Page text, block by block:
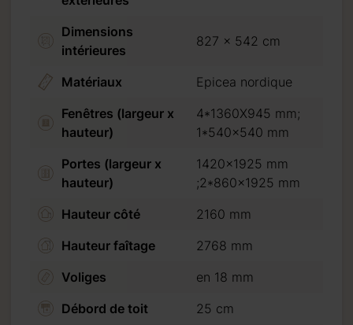
Dimensions
intérieures
827 x 542 cm
Matériaux
Epicea nordique
Fenêtres (largeur x
hauteur)
4*1360X945 mm;
1*540x540 mm
Portes (largeur x
hauteur)
1420x1925 mm
;2*860x1925 mm
Hauteur côté
2160 mm
Hauteur faîtage
2768 mm
Voliges
en 18 mm
Débord de toit
25 cm